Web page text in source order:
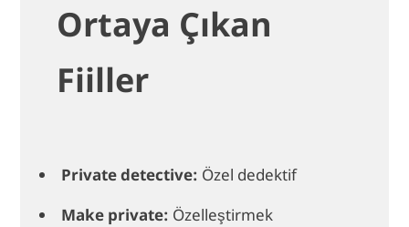
Ortaya Çıkan
Fiiller
Private detective: Özel dedektif
Make private: Özelleştirmek